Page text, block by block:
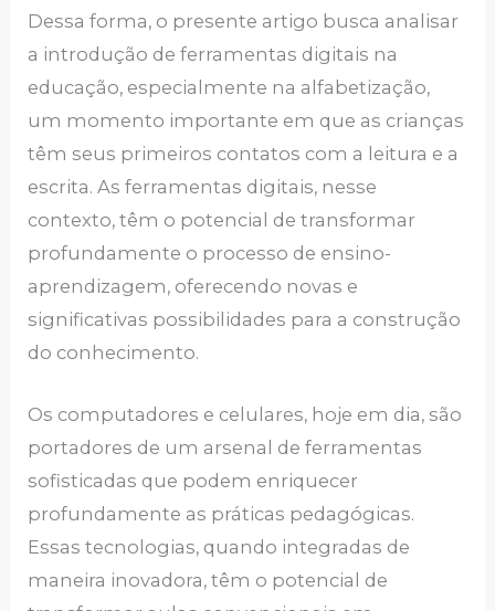
Dessa forma, o presente artigo busca analisar
a introdução de ferramentas digitais na
educação, especialmente na alfabetização,
um momento importante em que as crianças
têm seus primeiros contatos com a leitura e a
escrita. As ferramentas digitais, nesse
contexto, têm o potencial de transformar
profundamente o processo de ensino-
aprendizagem, oferecendo novas e
significativas possibilidades para a construção
do conhecimento.
Os computadores e celulares, hoje em dia, são
portadores de um arsenal de ferramentas
sofisticadas que podem enriquecer
profundamente as práticas pedagógicas.
Essas tecnologias, quando integradas de
maneira inovadora, têm o potencial de